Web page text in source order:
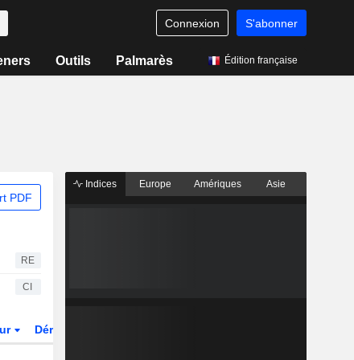
Connexion S'abonner
Outils Palmarès Édition française
PDF
RE
CI
Dérivés
Indices Europe Amériques Asie